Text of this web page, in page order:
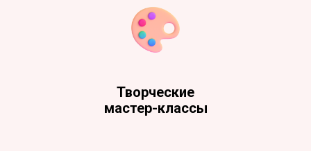
Творческие
мастер-классы